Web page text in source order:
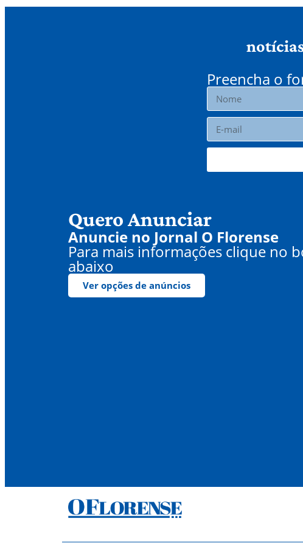
Preencha o
Quero Anunciar
Anuncie no Jornal O Florense
Para mais informações clique no
abaixo
Ver opções de anúncios